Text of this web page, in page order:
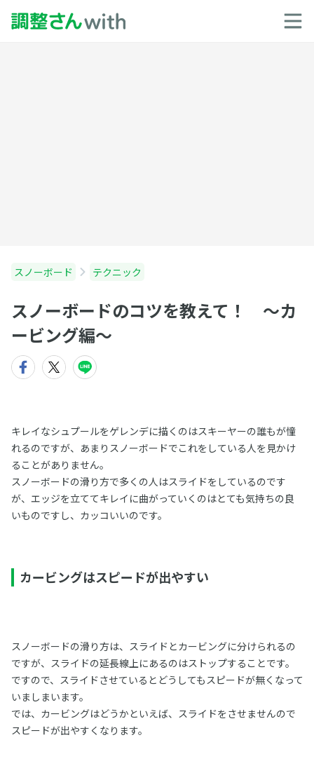
スノーボード テクニック
スノーボードのコツを教えて！ 〜カ
ービング編〜
キレイなシュプールをゲレンデに描くのはスキーヤーの誰もが憧
れるのですが、あまりスノーボードでこれをしている人を見かけ
ることがありません。
スノーボードの滑り方で多くの人はスライドをしているのです
が、エッジを立ててキレイに曲がっていくのはとても気持ちの良
いものですし、カッコいいのです。
カービングはスピードが出やすい
スノーボードの滑り方は、スライドとカービングに分けられるの
ですが、スライドの延長線上にあるのはストップすることです。
ですので、スライドさせているとどうしてもスピードが無くなって
いましまいます。
では、カービングはどうかといえば、スライドをさせませんので
スピードが出やすくなります。